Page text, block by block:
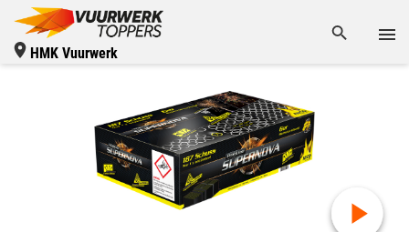
HMK Vuurwerk